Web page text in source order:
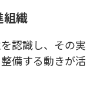
組織
認識し、その実
備する動きが活